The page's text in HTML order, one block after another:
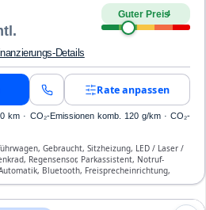
Guter Preis4
Details
Rate anpassen
km · CO₂-Emissionen komb. 120 g/km · CO₂-
Gebraucht, Sitzheizung, LED / Laser /
Regensensor, Parkassistent, Notruf-
Bluetooth, Freisprecheinrichtung,
Klimaanlage, Airbag